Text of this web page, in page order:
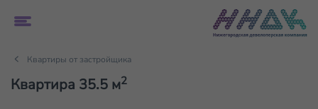
Квартиры от застройщика
Квартира 35.5 м2